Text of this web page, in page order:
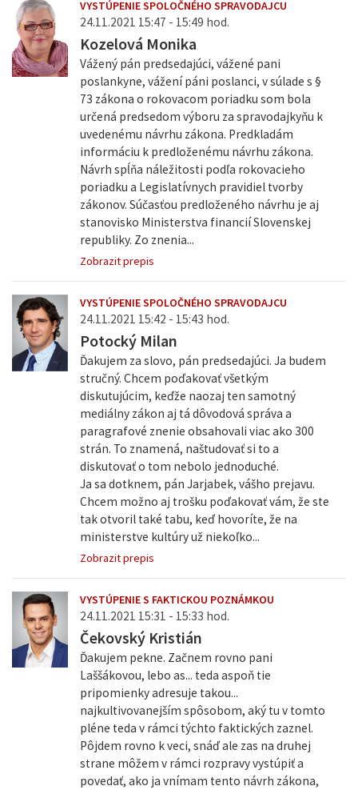
VYSTÚPENIE SPOLOČNÉHO SPRAVODAJCU
24.11.2021 15:47 - 15:49 hod.
Kozelová Monika
Vážený pán predsedajúci, vážené pani
poslankyne, vážení páni poslanci, v súlade s §
73 zákona o rokovacom poriadku som bola
určená predsedom výboru za spravodajkyňu k
uvedenému návrhu zákona. Predkladám
informáciu k predloženému návrhu zákona.
Návrh spĺňa náležitosti podľa rokovacieho
poriadku a Legislatívnych pravidiel tvorby
zákonov. Súčasťou predloženého návrhu je aj
stanovisko Ministerstva financií Slovenskej
republiky. Zo znenia...
Zobrazit prepis
VYSTÚPENIE SPOLOČNÉHO SPRAVODAJCU
24.11.2021 15:42 - 15:43 hod.
Potocký Milan
Ďakujem za slovo, pán predsedajúci. Ja budem
stručný. Chcem poďakovať všetkým
diskutujúcim, keďže naozaj ten samotný
mediálny zákon aj tá dôvodová správa a
paragrafové znenie obsahovali viac ako 300
strán. To znamená, naštudovať si to a
diskutovať o tom nebolo jednoduché.
Ja sa dotknem, pán Jarjabek, vášho prejavu.
Chcem možno aj trošku poďakovať vám, že ste
tak otvoril také tabu, keď hovoríte, že na
ministerstve kultúry už niekoľko...
Zobrazit prepis
VYSTÚPENIE S FAKTICKOU POZNÁMKOU
24.11.2021 15:31 - 15:33 hod.
Čekovský Kristián
Ďakujem pekne. Začnem rovno pani
Laššákovou, lebo as... teda aspoň tie
pripomienky adresuje takou...
najkultivovanejším spôsobom, aký tu v tomto
pléne teda v rámci týchto faktických zaznel.
Pôjdem rovno k veci, snáď ale zas na druhej
strane môžem v rámci rozpravy vystúpiť a
povedať, ako ja vnímam tento návrh zákona,